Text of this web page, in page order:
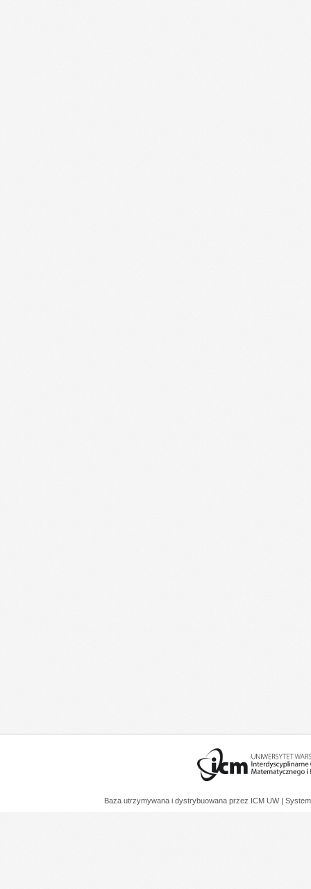
Baza utrzymywana i dystrybuowana przez ICM UW |